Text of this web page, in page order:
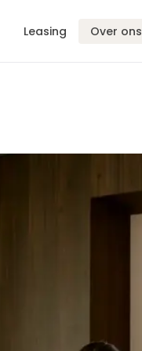
Leasing Over ons